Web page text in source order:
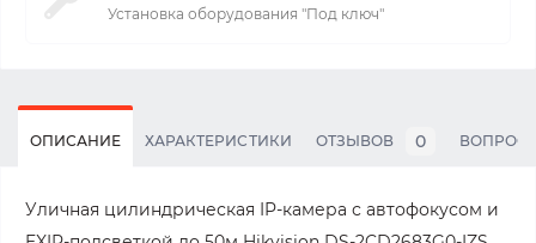
Установка оборудования "Под ключ"
ОПИСАНИЕ ХАРАКТЕРИСТИКИ ОТЗЫВОВ 0
Уличная цилиндрическая IP-камера с автофокусом и